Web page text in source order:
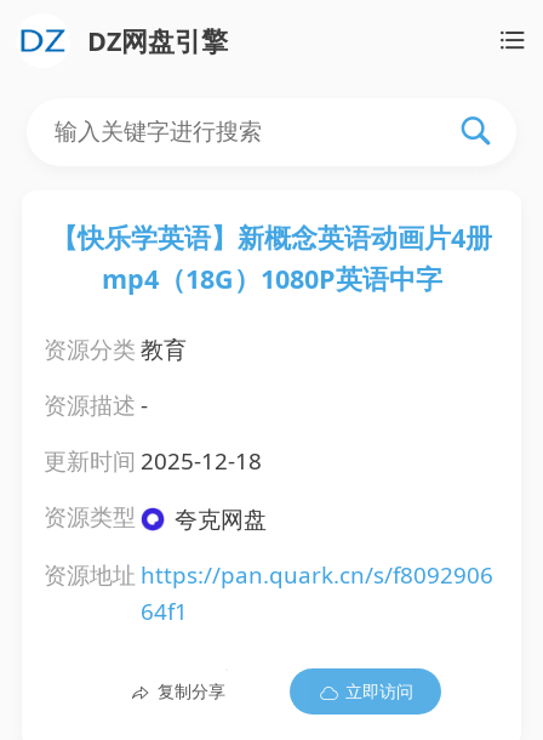
DZ网盘引擎
【快乐学英语】新概念英语动画片4册
mp4（18G）1080P英语中字
资源分类教育
资源描述-
更新时间 2025-12-18
资源类型
夸克网盘
资源地址 https://pan.quark.cn/s/f8092906
64f1
复制分享 立即访问